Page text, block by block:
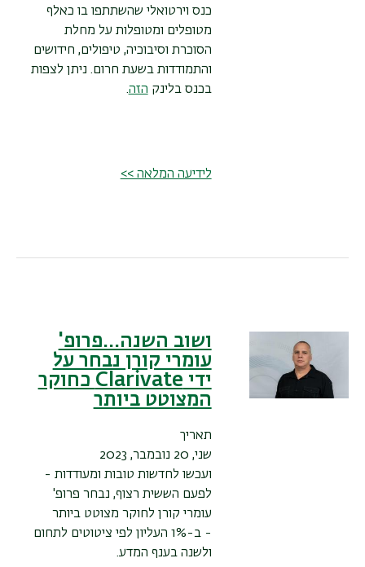
כנס וירטואלי שהשתתפו בו כאלף
מטופלים ומטופלות על מחלת
הסוכרת וסיבוכיה, טיפולים, חידושים
והתמודדות בשעת חרום. ניתן לצפות
בכנס בלינק הזה.
לידיעה המלאה >>
ושוב השנה...פרופ'
עומרי קורן נבחר על
ידי Clarivate כחוקר
המצוטט ביותר
תאריך
שני, 20 נובמבר, 2023
ועכשו לחדשות טובות ומעודדות -
לפעם הששית רצוף, נבחר פרופ'
עומרי קורן לחוקר מצוטט ביותר
- ב-1% העליון לפי ציטוטים לתחום
ולשנה בענף המדע.